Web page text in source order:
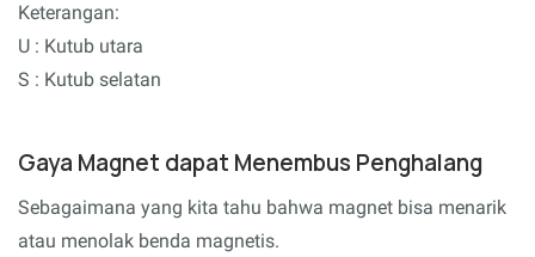
Keterangan:
U : Kutub utara
S : Kutub selatan
Gaya Magnet dapat Menembus Penghalang
Sebagaimana yang kita tahu bahwa magnet bisa menarik
atau menolak benda magnetis.